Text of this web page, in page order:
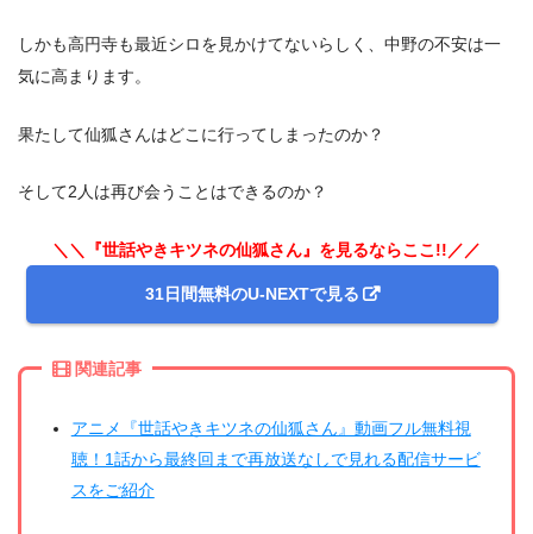
しかも高円寺も最近シロを見かけてないらしく、中野の不安は一
気に高まります。
果たして仙狐さんはどこに行ってしまったのか？
そして2人は再び会うことはできるのか？
＼＼『世話やきキツネの仙狐さん』を見るならここ!!／／
31日間無料のU-NEXTで見る
関連記事
アニメ『世話やきキツネの仙狐さん』動画フル無料視
聴！1話から最終回まで再放送なしで見れる配信サービ
スをご紹介